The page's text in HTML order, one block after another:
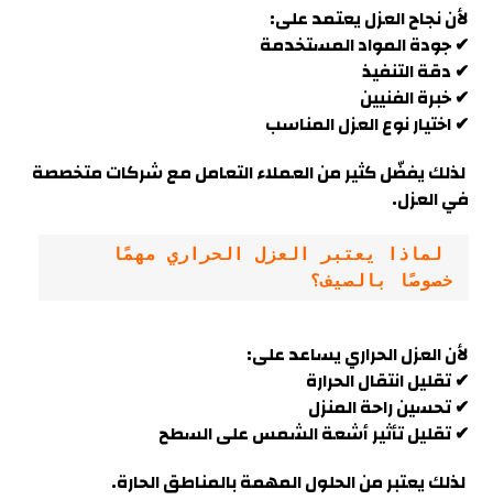
لأن نجاح العزل يعتمد على:
✔ جودة المواد المستخدمة
✔ دقة التنفيذ
✔ خبرة الفنيين
✔ اختيار نوع العزل المناسب
لذلك يفضّل كثير من العملاء التعامل مع شركات متخصصة
في العزل.
خصوصًا بالصيف؟
لأن العزل الحراري يساعد على:
✔ تقليل انتقال الحرارة
✔ تحسين راحة المنزل
✔ تقليل تأثير أشعة الشمس على السطح
لذلك يعتبر من الحلول المهمة بالمناطق الحارة.